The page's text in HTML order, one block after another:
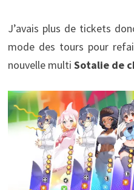
J’avais plus de tickets
mode des tours pour
nouvelle multi Sotalie de